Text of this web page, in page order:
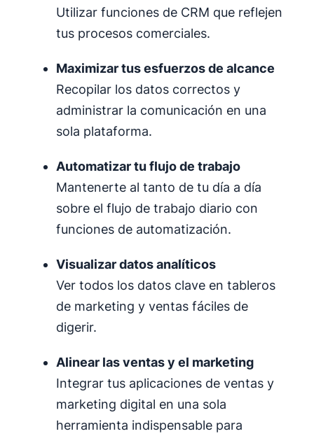
Utilizar funciones de CRM que reflejen
tus procesos comerciales.
Maximizar tus esfuerzos de alcance
Recopilar los datos correctos y
administrar la comunicación en una
sola plataforma.
Automatizar tuflujo de trabajo
Mantenerte al tanto de tu día a día
sobre el flujo de trabajo diario con
funciones de automatización.
Visualizar datos analíticos
Ver todos los datos clave en tableros
de marketing y ventas fáciles de
digerir.
Alinear las ventas y el marketing
Integrar tus aplicaciones de ventas y
marketing digital en una sola
herramienta indispensable para